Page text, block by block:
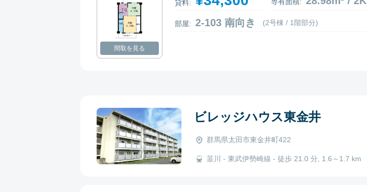
間取を見る
貸料:
部屋: 2-103 南向き (2号棟 / 1階部分)
ビレッジハウス東金井
群馬県太田市東金井町422
韮川 - 東武伊勢崎線 - 徒歩 21.0 分, 1.6～1.7 km